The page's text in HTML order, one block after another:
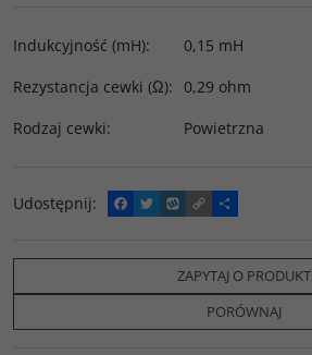
Indukcyjność (mH):
0,15 mH
Rezystancja cewki (Ω): 0,29 ohm
Rodzaj cewki: Powietrzna
Udostępnij:
F
a
e
o
k
T
w
t
e
W
y
o
p
C
o
y
L
i
n
k
P
o
z
i
e
l
s
ZAPYTAJ O PRODUKT
PORÓWNAJ